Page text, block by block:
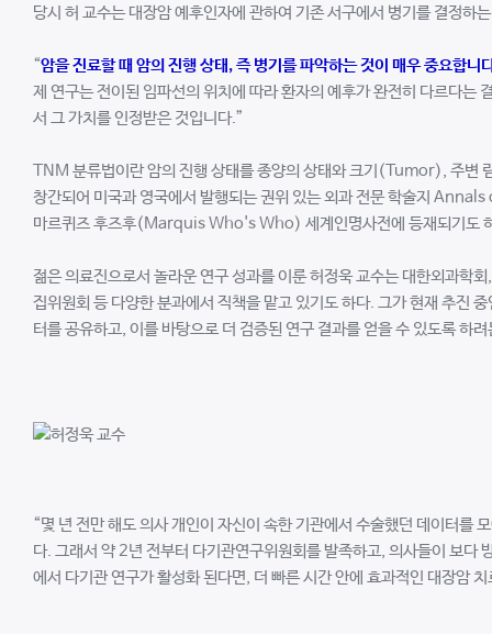
당시 허 교수는 대장암 예후인자에 관하여 기존 서구에서 병기를 결정하
“암을 진료할 때 암의 진행 상태, 즉 병기를 파악하는 것이 매우 중요합니
제 연구는 전이된 임파선의 위치에 따라 환자의 예후가 완전히 다르다는
서 그 가치를 인정받은 것입니다.”
TNM 분류법이란 암의 진행 상태를 종양의 상태와 크기(Tumor), 주변
창간되어 미국과 영국에서 발행되는 권위 있는 외과 전문 학술지
마르퀴즈 후즈후(Marquis Who's Who) 세계인명사전에 등재되기도
젊은 의료진으로서 놀라운 연구 성과를 이룬 허정욱 교수는 대한외과학
집위원회 등 다양한 분과에서 직책을 맡고 있기도 하다. 그가 현재 추진
터를 공유하고, 이를 바탕으로 더 검증된 연구 결과를 얻을 수 있도록 하
“몇 년 전만 해도 의사 개인이 자신이 속한 기관에서 수술했던 데이터를
다. 그래서 약 2년 전부터 다기관연구위원회를 발족하고, 의사들이 보다
에서 다기관 연구가 활성화 된다면, 더 빠른 시간 안에 효과적인 대장암